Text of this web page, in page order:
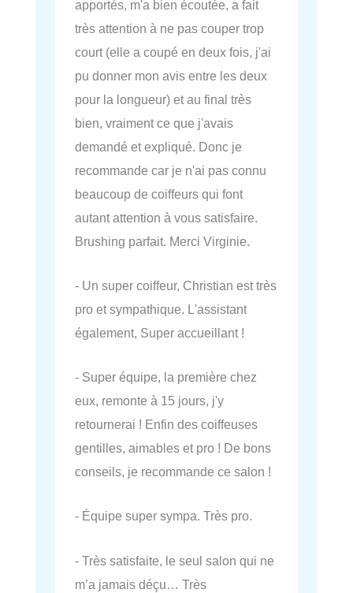
apportés, m'a bien écoutée, a fait
très attention à ne pas couper trop
court (elle a coupé en deux fois, j'ai
pu donner mon avis entre les deux
pour la longueur) et au final très
bien, vraiment ce que j'avais
demandé et expliqué. Donc je
recommande car je n'ai pas connu
beaucoup de coiffeurs qui font
autant attention à vous satisfaire.
Brushing parfait. Merci Virginie.
- Un super coiffeur, Christian est très
pro et sympathique. L'assistant
également, Super accueillant !
- Super équipe, la première chez
eux, remonte à 15 jours, j'y
retournerai ! Enfin des coiffeuses
gentilles, aimables et pro ! De bons
conseils, je recommande ce salon !
- Équipe super sympa. Très pro.
- Très satisfaite, le seul salon qui ne
m’a jamais déçu… Très